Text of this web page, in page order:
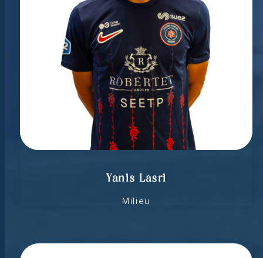
Yanis Lasri
Milieu